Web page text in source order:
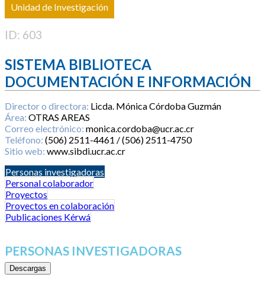
Unidad de Investigación
ID: 603
SISTEMA BIBLIOTECA
DOCUMENTACIÓN E INFORMACIÓN
Director o directora: Licda. Mónica Córdoba Guzmán
Área: OTRAS AREAS
Correo electrónico: monica.cordoba@ucr.ac.cr
Teléfono: (506) 2511-4461 / (506) 2511-4750
Sitio web: www.sibdi.ucr.ac.cr
Personas investigadoras
Personal colaborador
Proyectos
Proyectos en colaboración
Publicaciones Kérwá
PERSONAS INVESTIGADORAS
Descargas